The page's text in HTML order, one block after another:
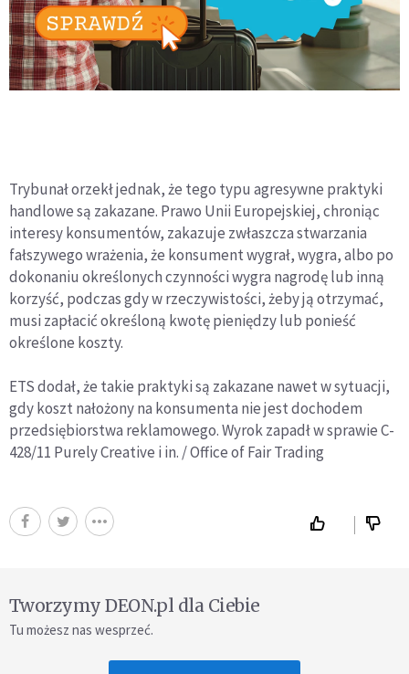
Trybunał orzekł jednak, że tego typu agresywne praktyki
handlowe są zakazane. Prawo Unii Europejskiej, chroniąc
interesy konsumentów, zakazuje zwłaszcza stwarzania
fałszywego wrażenia, że konsument wygrał, wygra, albo po
dokonaniu określonych czynności wygra nagrodę lub inną
korzyść, podczas gdy w rzeczywistości, żeby ją otrzymać,
musi zapłacić określoną kwotę pieniędzy lub ponieść
określone koszty.
ETS dodał, że takie praktyki są zakazane nawet w sytuacji,
gdy koszt nałożony na konsumenta nie jest dochodem
przedsiębiorstwa reklamowego. Wyrok zapadł w sprawie C-
428/11 Purely Creative i in. / Office of Fair Trading
Tworzymy DEON.pl dla Ciebie
Tu możesz nas wesprzeć.